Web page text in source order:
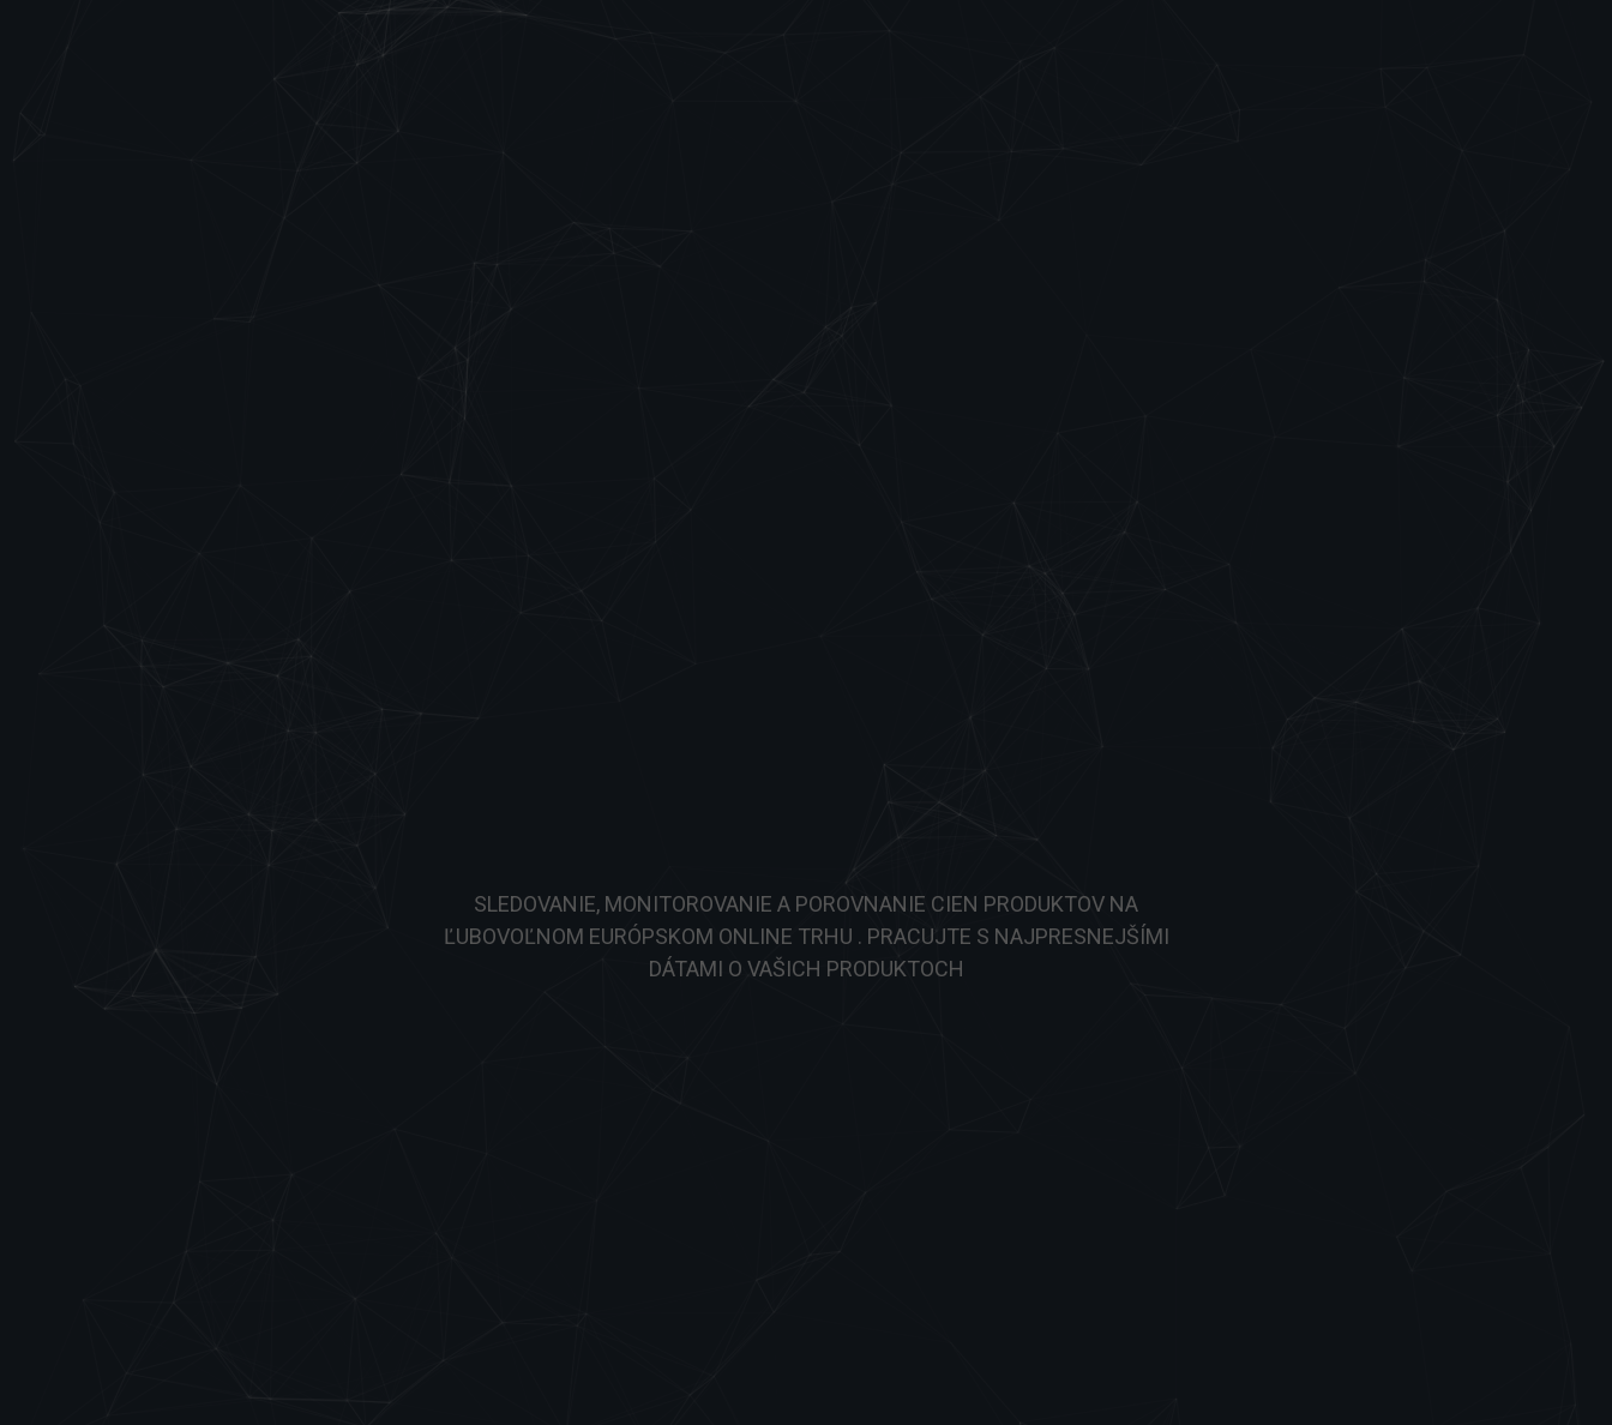
SLEDOVANIE, MONITOROVANIE A POROVNANIE CIEN PRODUKTOV NA
ĽUBOVOĽNOM EURÓPSKOM ONLINE TRHU . PRACUJTE S NAJPRESNEJŠÍMI
DÁTAMI O VAŠICH PRODUKTOCH